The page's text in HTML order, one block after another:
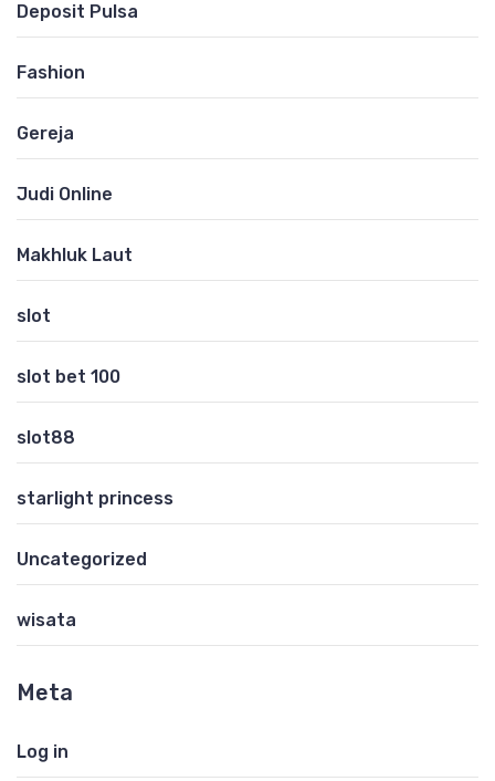
Deposit Pulsa
Fashion
Gereja
Judi Online
Makhluk Laut
slot
slot bet 100
slot88
starlight princess
Uncategorized
wisata
Meta
Log in